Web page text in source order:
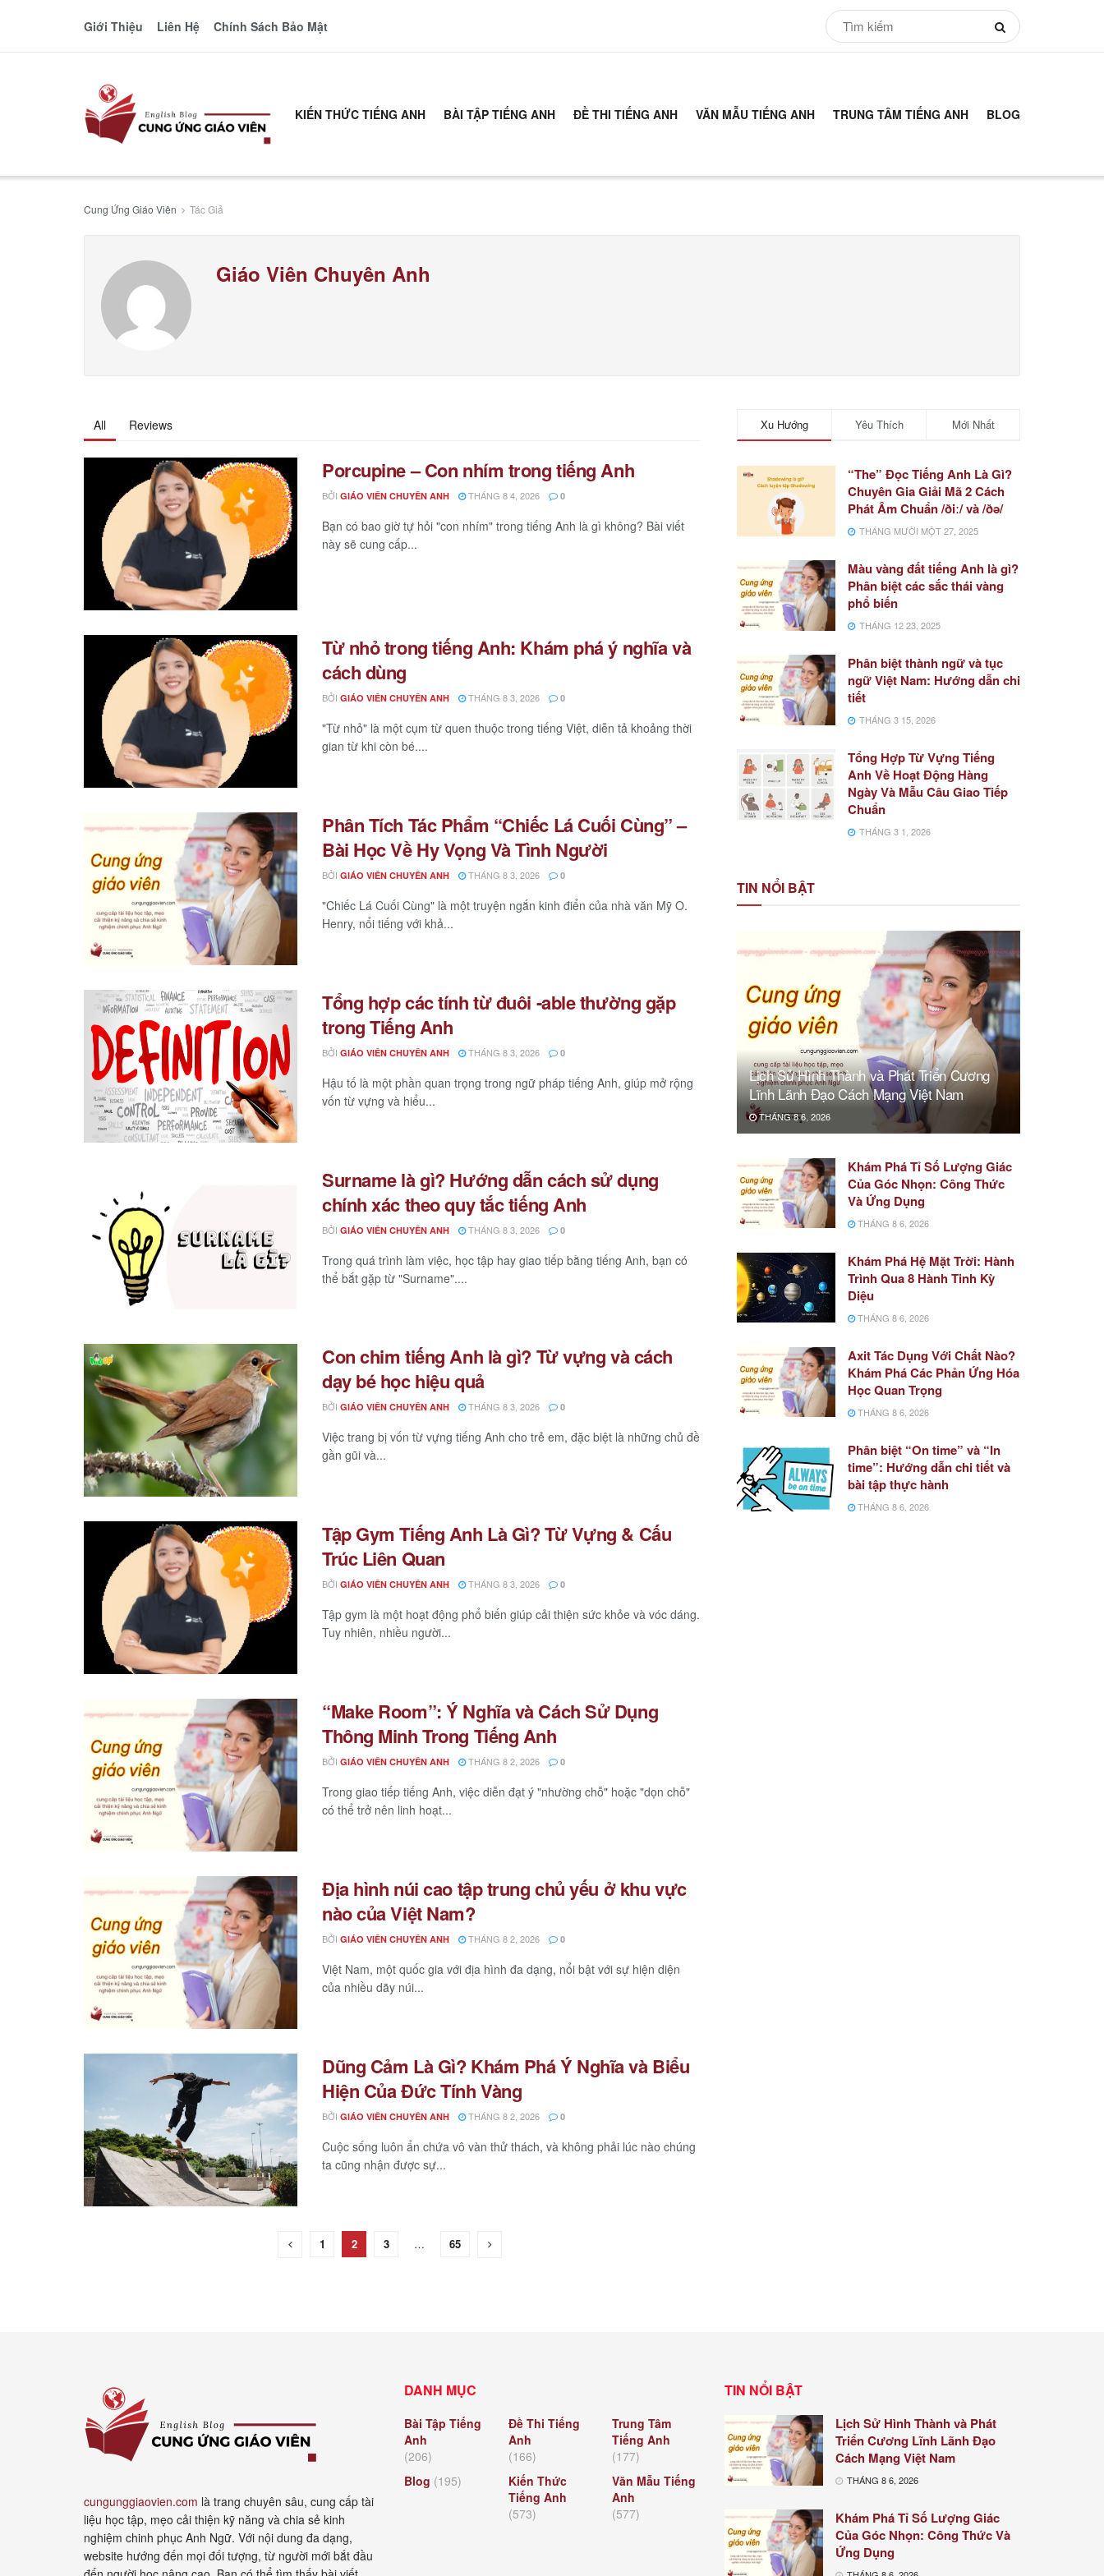
Giới Thiệu Liên Hệ Chính Sách Bảo Mật
KIẾN THỨC TIẾNG ANH BÀI TẬP TIẾNG ANH ĐỀ THI TIẾNG ANH VĂN MẪU TIẾNG ANH TRUNG TÂM TIẾNG ANH BLOG
Cung Ứng Giáo Viên Tác Giả
Giáo Viên Chuyên Anh
All Reviews
Porcupine – Con nhím trong tiếng Anh
BỞI GIÁO VIÊN CHUYÊN ANH THÁNG 8 4, 2026 0
Bạn có bao giờ tự hỏi "con nhím" trong tiếng Anh là gì không? Bài viết
này sẽ cung cấp...
Từ nhỏ trong tiếng Anh: Khám phá ý nghĩa và
cách dùng
BỞI GIÁO VIÊN CHUYÊN ANH THÁNG 8 3, 2026 0
"Từ nhỏ" là một cụm từ quen thuộc trong tiếng Việt, diễn tả khoảng thời
gian từ khi còn bé....
Phân Tích Tác Phẩm “Chiếc Lá Cuối Cùng” –
Bài Học Về Hy Vọng Và Tình Người
BỞI GIÁO VIÊN CHUYÊN ANH THÁNG 8 3, 2026 0
"Chiếc Lá Cuối Cùng" là một truyện ngắn kinh điển của nhà văn Mỹ O.
Henry, nổi tiếng với khả...
Tổng hợp các tính từ đuôi -able thường gặp
trong Tiếng Anh
BỞI GIÁO VIÊN CHUYÊN ANH THÁNG 8 3, 2026 0
Hậu tố là một phần quan trọng trong ngữ pháp tiếng Anh, giúp mở rộng
vốn từ vựng và hiểu...
Surname là gì? Hướng dẫn cách sử dụng
chính xác theo quy tắc tiếng Anh
BỞI GIÁO VIÊN CHUYÊN ANH THÁNG 8 3, 2026 0
Trong quá trình làm việc, học tập hay giao tiếp bằng tiếng Anh, bạn có
thể bắt gặp từ "Surname"....
Con chim tiếng Anh là gì? Từ vựng và cách
dạy bé học hiệu quả
BỞI GIÁO VIÊN CHUYÊN ANH THÁNG 8 3, 2026 0
Việc trang bị vốn từ vựng tiếng Anh cho trẻ em, đặc biệt là những chủ đề
gần gũi và...
Tập Gym Tiếng Anh Là Gì? Từ Vựng & Cấu
Trúc Liên Quan
BỞI GIÁO VIÊN CHUYÊN ANH THÁNG 8 3, 2026 0
Tập gym là một hoạt động phổ biến giúp cải thiện sức khỏe và vóc dáng.
Tuy nhiên, nhiều người...
“Make Room”: Ý Nghĩa và Cách Sử Dụng
Thông Minh Trong Tiếng Anh
BỞI GIÁO VIÊN CHUYÊN ANH THÁNG 8 2, 2026 0
Trong giao tiếp tiếng Anh, việc diễn đạt ý "nhường chỗ" hoặc "dọn chỗ"
có thể trở nên linh hoạt...
Địa hình núi cao tập trung chủ yếu ở khu vực
nào của Việt Nam?
BỞI GIÁO VIÊN CHUYÊN ANH THÁNG 8 2, 2026 0
Việt Nam, một quốc gia với địa hình đa dạng, nổi bật với sự hiện diện
của nhiều dãy núi...
Dũng Cảm Là Gì? Khám Phá Ý Nghĩa và Biểu
Hiện Của Đức Tính Vàng
BỞI GIÁO VIÊN CHUYÊN ANH THÁNG 8 2, 2026 0
Cuộc sống luôn ẩn chứa vô vàn thử thách, và không phải lúc nào chúng
ta cũng nhận được sự...
1 2 3 … 65
Xu Hướng Yêu Thích Mới Nhất
“The” Đọc Tiếng Anh Là Gì?
Chuyên Gia Giải Mã 2 Cách
Phát Âm Chuẩn /ðiː/ và /ðə/
THÁNG MƯỜI MỘT 27, 2025
Màu vàng đất tiếng Anh là gì?
Phân biệt các sắc thái vàng
phổ biến
THÁNG 12 23, 2025
Phân biệt thành ngữ và tục
ngữ Việt Nam: Hướng dẫn chi
tiết
THÁNG 3 15, 2026
Tổng Hợp Từ Vựng Tiếng
Anh Về Hoạt Động Hàng
Ngày Và Mẫu Câu Giao Tiếp
Chuẩn
THÁNG 3 1, 2026
TIN NỔI BẬT
Lịch Sử Hình Thành và Phát Triển Cương
Lĩnh Lãnh Đạo Cách Mạng Việt Nam
THÁNG 8 6, 2026
Khám Phá Tỉ Số Lượng Giác
Của Góc Nhọn: Công Thức
Và Ứng Dụng
THÁNG 8 6, 2026
Khám Phá Hệ Mặt Trời: Hành
Trình Qua 8 Hành Tinh Kỳ
Diệu
THÁNG 8 6, 2026
Axit Tác Dụng Với Chất Nào?
Khám Phá Các Phản Ứng Hóa
Học Quan Trọng
THÁNG 8 6, 2026
Phân biệt “On time” và “In
time”: Hướng dẫn chi tiết và
bài tập thực hành
THÁNG 8 6, 2026
cungunggiaovien.com là trang chuyên sâu, cung cấp tài
liệu học tập, mẹo cải thiện kỹ năng và chia sẻ kinh
nghiệm chinh phục Anh Ngữ. Với nội dung đa dạng,
website hướng đến mọi đối tượng, từ người mới bắt đầu
DANH MỤC
Bài Tập Tiếng
Anh
(206)
Blog (195)
Đề Thi Tiếng
Anh
(166)
Kiến Thức
Tiếng Anh
(573)
Trung Tâm
Tiếng Anh
(177)
Văn Mẫu Tiếng
Anh
(577)
TIN NỔI BẬT
Lịch Sử Hình Thành và Phát
Triển Cương Lĩnh Lãnh Đạo
Cách Mạng Việt Nam
THÁNG 8 6, 2026
Khám Phá Tỉ Số Lượng Giác
Của Góc Nhọn: Công Thức Và
Ứng Dụng